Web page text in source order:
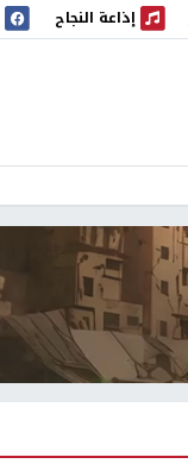
إذاعة النجاح
إذاعة النجاح